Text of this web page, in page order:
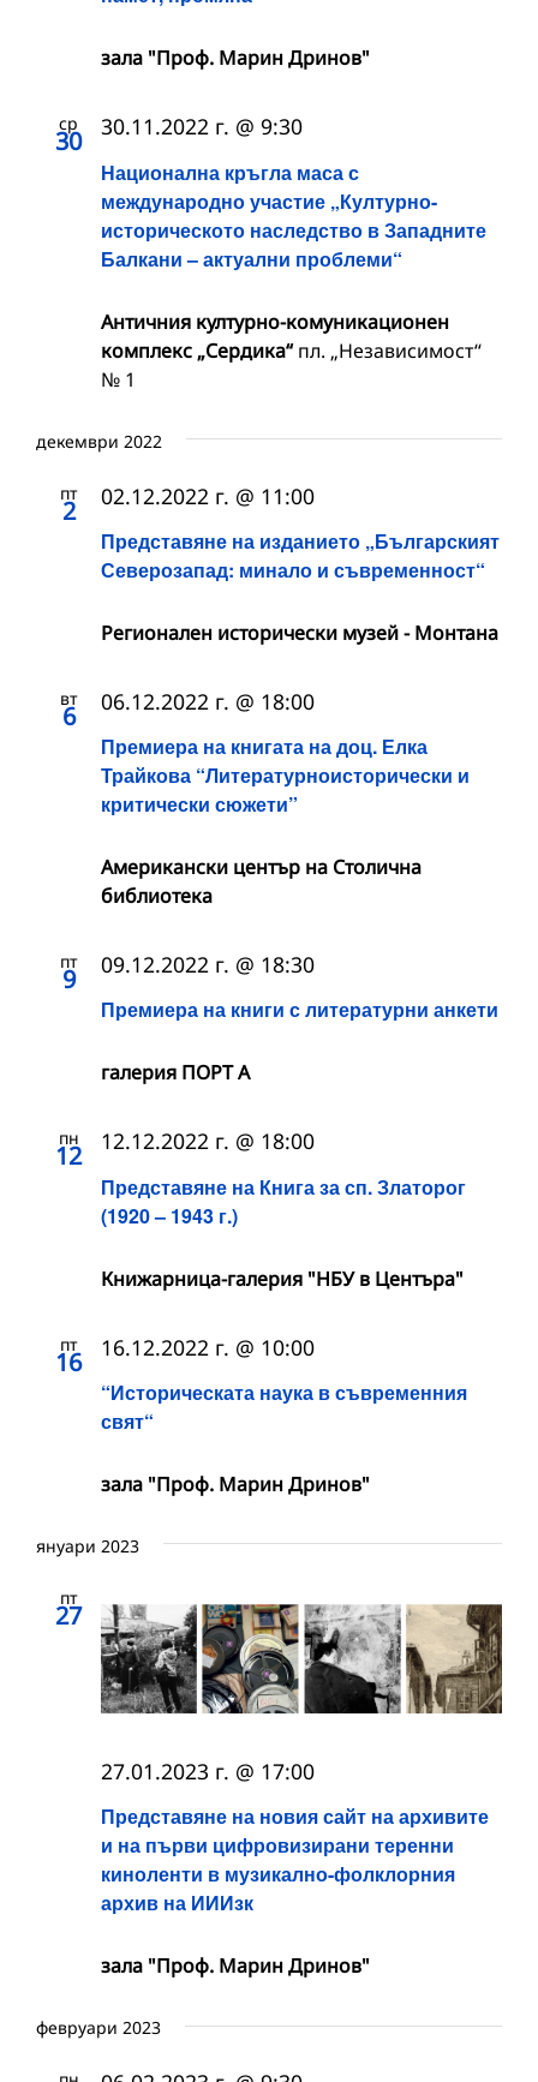
зала "Проф. Марин Дринов"
ср
30
Национална кръгла маса с
международно участие „Културно-
историческото наследство в Западните
Балкани – актуални проблеми“
30.11.2022 г. @ 9:30
Античния културно-комуникационен
комплекс „Сердика“пл. „Независимост“
№ 1
декември 2022
пт
2
Представяне на изданието „Българският
Северозапад: минало и съвременност“
02.12.2022 г. @ 11:00
Регионален исторически музей - Монтана
вт
6
Премиера на книгата на доц. Елка
Трайкова “Литературноисторически и
критически сюжети”
06.12.2022 г. @ 18:00
Американски център на Столична
библиотека
пт
9
Премиера на книги с литературни анкети
09.12.2022 г. @ 18:30
галерия ПОРТ А
пн
12
Представяне на Книга за сп. Златорог
(1920 – 1943 г.)
12.12.2022 г. @ 18:00
Книжарница-галерия "НБУ в Центъра"
пт
16
“Историческата наука в съвременния
свят“
16.12.2022 г. @ 10:00
зала "Проф. Марин Дринов"
януари 2023
пт
27
Представяне на новия сайт на архивите
и на първи цифровизирани теренни
киноленти в музикално-фолклорния
архив на ИИИзк
27.01.2023 г. @ 17:00
зала "Проф. Марин Дринов"
февруари 2023